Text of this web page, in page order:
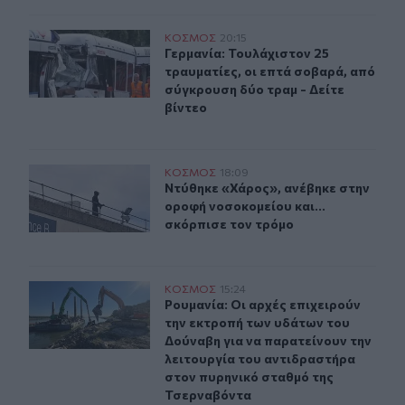
Γερμανία: Τουλάχιστον 25 τραυματίες, οι επτά
ΚΟΣΜΟΣ 20:15
Γερμανία: Τουλάχιστον 25
Γερμανία: Τουλάχιστον 25
τραυματίες, οι επτά σοβαρά, από
σύγκρουση δύο τραμ - Δείτε
βίντεο
Ντύθηκε «Χάρος», ανέβηκε στην οροφή νοσοκομείου
ΚΟΣΜΟΣ 18:09
Ντύθηκε «Χάρος», ανέβηκε στην
Ντύθηκε «Χάρος», ανέβηκε στην
οροφή νοσοκομείου και...
σκόρπισε τον τρόμο
Ρουμανία: Οι αρχές επιχειρούν την εκτροπή των
ΚΟΣΜΟΣ 15:24
Ρουμανία: Οι αρχές επιχειρούν
Ρουμανία: Οι αρχές επιχειρούν
την εκτροπή των υδάτων του
Δούναβη για να παρατείνουν την
λειτουργία του αντιδραστήρα
στον πυρηνικό σταθμό της
Τσερναβόντα